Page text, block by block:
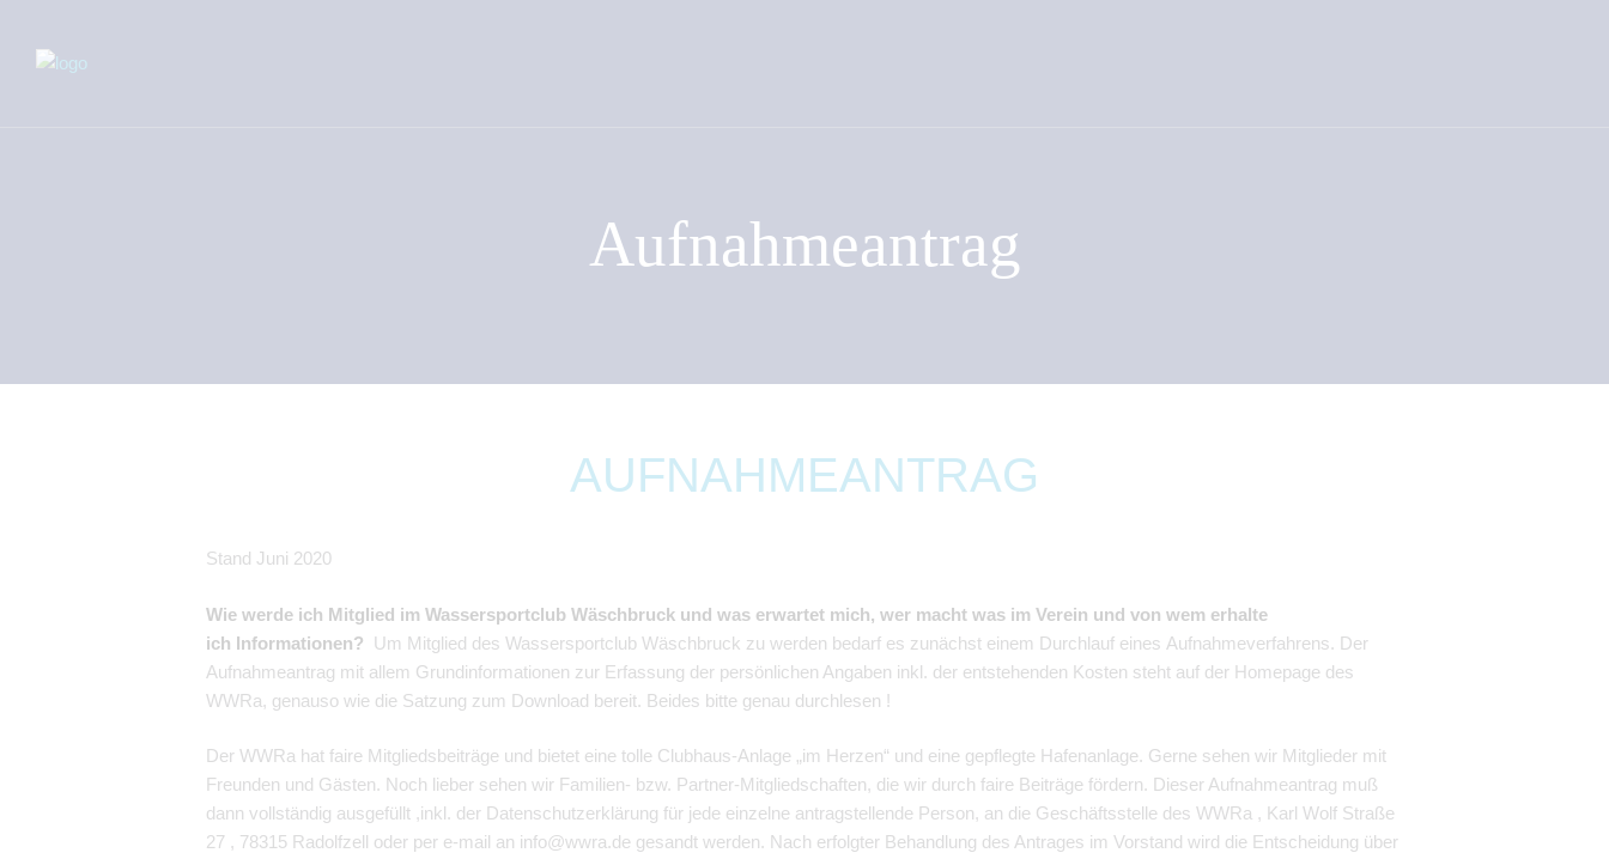
Aufnahmeantrag
AUFNAHMEANTRAG
Stand Juni 2020
Wie werde ich Mitglied im Wassersportclub Wäschbruck und was erwartet mich, wer macht was im Verein und von wem erhalte
ich Informationen? Um Mitglied des Wassersportclub Wäschbruck zu werden bedarf es zunächst einem Durchlauf eines Aufnahmeverfahrens. Der
Aufnahmeantrag mit allem Grundinformationen zur Erfassung der persönlichen Angaben inkl. der entstehenden Kosten steht auf der Homepage des
WWRa, genauso wie die Satzung zum Download bereit. Beides bitte genau durchlesen !
Der WWRa hat faire Mitgliedsbeiträge und bietet eine tolle Clubhaus-Anlage „im Herzen“ und eine gepflegte Hafenanlage. Gerne sehen wir Mitglieder mit
Freunden und Gästen. Noch lieber sehen wir Familien- bzw. Partner-Mitgliedschaften, die wir durch faire Beiträge fördern. Dieser Aufnahmeantrag muß
dann vollständig ausgefüllt ,inkl. der Datenschutzerklärung für jede einzelne antragstellende Person, an die Geschäftsstelle des WWRa , Karl Wolf Straße
27 , 78315 Radolfzell oder per e-mail an info@wwra.de gesandt werden. Nach erfolgter Behandlung des Antrages im Vorstand wird die Entscheidung über